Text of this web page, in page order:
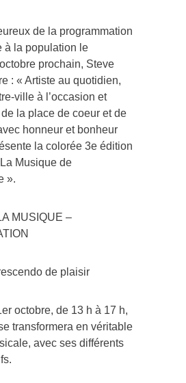
de la programmation
à la population le
prochain, Steve
: « Artiste au quotidien,
ville à l’occasion et
la place de coeur et de
honneur et bonheur
la colorée 3e édition
Musique de
».
MUSIQUE –
de plaisir
octobre, de 13 h à 17 h,
transformera en véritable
avec ses différents